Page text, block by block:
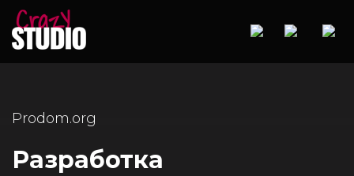
Prodom.org
Разработка